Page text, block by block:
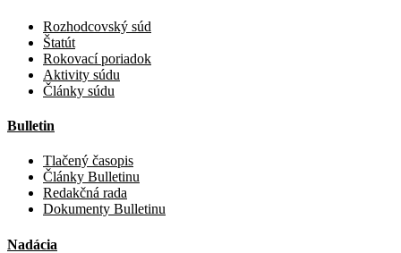
Rozhodcovský súd
Štatút
Rokovací poriadok
Aktivity súdu
Články súdu
Bulletin
Tlačený časopis
Články Bulletinu
Redakčná rada
Dokumenty Bulletinu
Nadácia